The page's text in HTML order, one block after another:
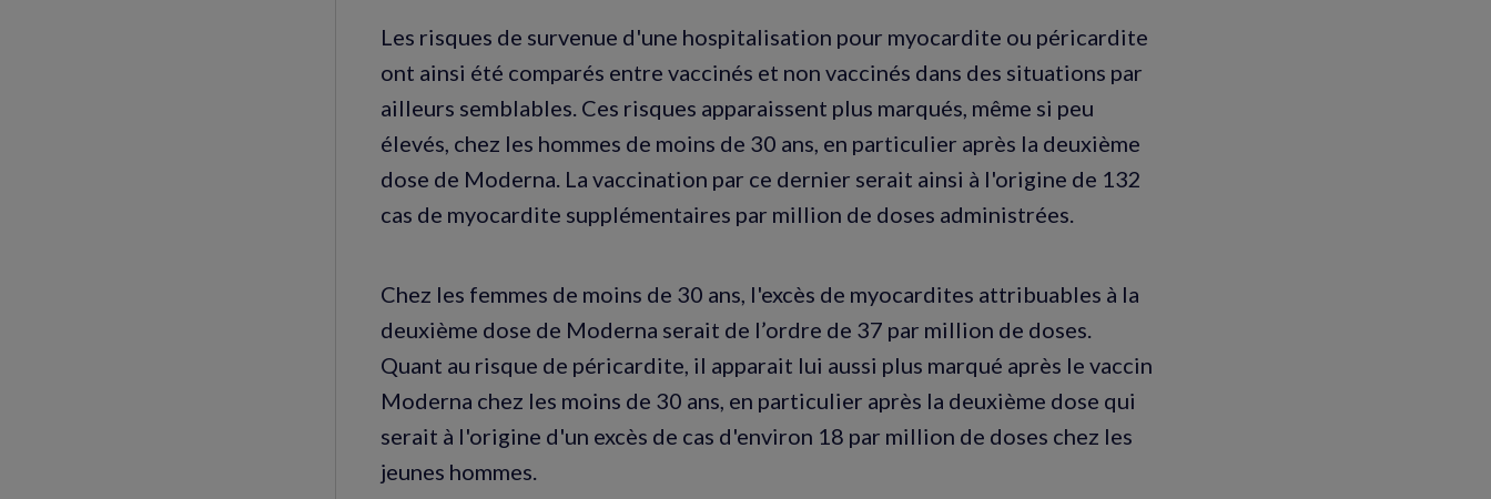
Les risques de survenue d'une hospitalisation pour myocardite ou péricardite
ont ainsi été comparés entre vaccinés et non vaccinés dans des situations par
ailleurs semblables. Ces risques apparaissent plus marqués, même si peu
élevés, chez les hommes de moins de 30 ans, en particulier après la deuxième
dose de Moderna. La vaccination par ce dernier serait ainsi à l'origine de 132
cas de myocardite supplémentaires par million de doses administrées.
Chez les femmes de moins de 30 ans, l'excès de myocardites attribuables à la
deuxième dose de Moderna serait de l’ordre de 37 par million de doses.
Quant au risque de péricardite, il apparait lui aussi plus marqué après le vaccin
Moderna chez les moins de 30 ans, en particulier après la deuxième dose qui
serait à l'origine d'un excès de cas d'environ 18 par million de doses chez les
jeunes hommes.